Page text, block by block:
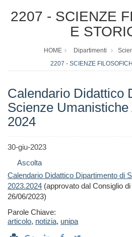
2207 - SCIENZE
E
HOME Dipartimenti
2207 - SCIENZE
Calendario Didattico
Scienze Umanistiche
2024
30-giu-2023
Ascolta
Calendario Didattico Dipartimento di
2023.2024 (approvato dal Consiglio
26/06/2023)
Parole Chiave:
articolo, notizia, unipa